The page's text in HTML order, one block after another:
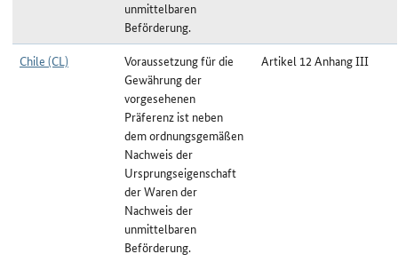
unmittelbaren
Beförderung.
Chile (CL)
Voraussetzung für die
Gewährung der
vorgesehenen
Präferenz ist neben
dem ordnungsgemäßen
Nachweis der
Ursprungseigenschaft
der Waren der
Nachweis der
unmittelbaren
Beförderung.
Artikel 12 Anhang III